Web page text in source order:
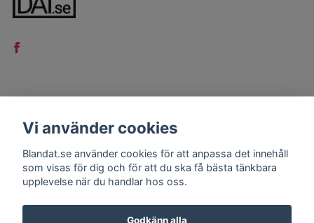
Kontakt
Köpvillkor
Vi använder cookies
Blandat.se använder cookies för att anpassa det innehåll
som visas för dig och för att du ska få bästa tänkbara
upplevelse när du handlar hos oss.
Godkänn alla